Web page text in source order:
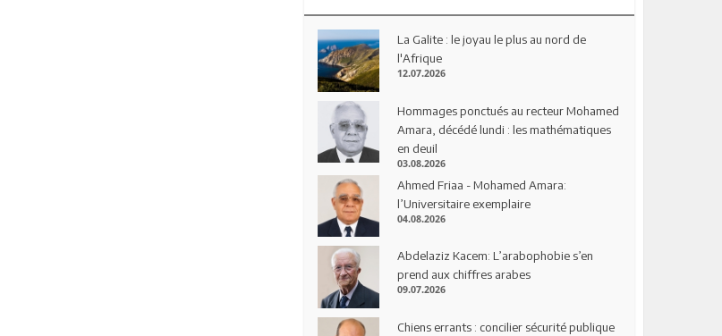
La Galite : le joyau le plus au nord de
l'Afrique
12.07.2026
Hommages ponctués au recteur Mohamed
Amara, décédé lundi : les mathématiques
en deuil
03.08.2026
Ahmed Friaa - Mohamed Amara:
l’Universitaire exemplaire
04.08.2026
Abdelaziz Kacem: L’arabophobie s’en
prend aux chiffres arabes
09.07.2026
Chiens errants : concilier sécurité publique